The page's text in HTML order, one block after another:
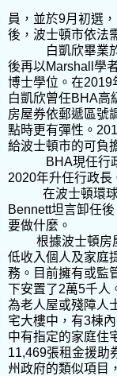
員，並於9月初選
後，波士頓市依法
白凱欣畢業於哈
後再以Marshall學
博士學位。在2019
白凱欣曾任BHA高
房屋券依郵遞區號
點時更有彈性。
給波士頓市的可負
BHA現任行政
2020年升任行政長
在波士頓環球
Bennett坦言卸任
要做什麼。
根據波士頓房屋
低收入個人及家庭
務。目前擁有或監
下安置了2萬5千人
為老人屋或殘障人
宅大樓中，有3棟
中有指定的家庭住
11,469張租金援助
州政府的類似項目